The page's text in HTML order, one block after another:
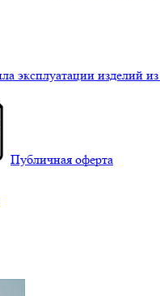
эксплуатации изделий из
Публичная оферта